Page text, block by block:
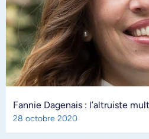
Fannie Dagenais : l’altruiste
28 octobre 2020